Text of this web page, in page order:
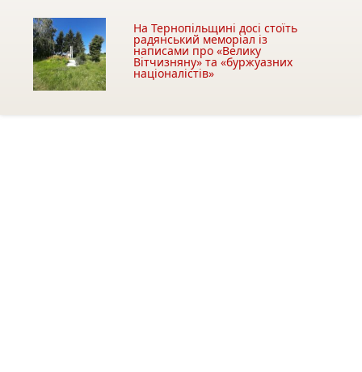
На Тернопільщині досі стоїть
радянський меморіал із
написами про «Велику
Вітчизняну» та «буржуазних
націоналістів»